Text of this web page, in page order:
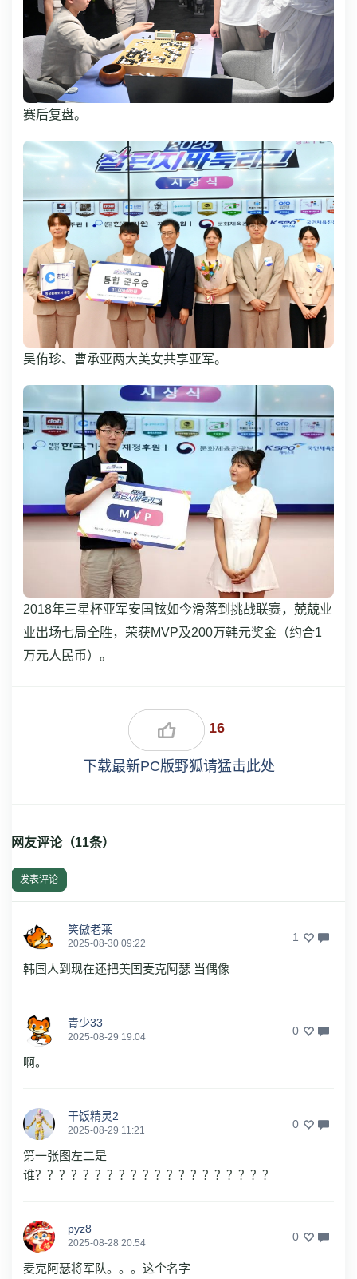
赛后复盘。
吴侑珍、曹承亚两大美女共享亚军。
2018年三星杯亚军安国铉如今滑落到挑战联赛，兢兢业
业出场七局全胜，荣获MVP及200万韩元奖金（约合1
万元人民币）。
16
下载最新PC版野狐请猛击此处
网友评论（11条）
发表评论
笑傲老莱
2025-08-30 09:22 1
韩国人到现在还把美国麦克阿瑟 当偶像
青少33
2025-08-29 19:04 0
啊。
干饭精灵2
2025-08-29 11:21 0
第一张图左二是
谁？？？？？？？？？？？？？？？？？？？？
pyz8
2025-08-28 20:54 0
麦克阿瑟将军队。。。这个名字